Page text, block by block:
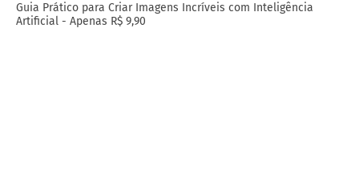
Guia Prático para Criar Imagens Incríveis com Inteligência
Artificial - Apenas R$ 9,90